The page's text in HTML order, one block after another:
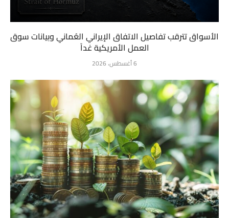
الأسواق تترقب تفاصيل الاتفاق الإيراني العُماني وبيانات سوق
العمل الأمريكية غداً
6 أغسطس، 2026